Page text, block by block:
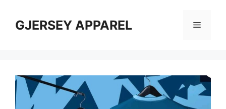
contentGJERSEY APPAREL Menu